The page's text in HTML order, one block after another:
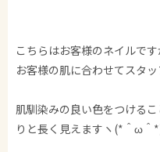
こちらはお客様のネイルです
お客様の肌に合わせてスタ
肌馴染みの良い色をつける
りと長く見えますヽ(*＾ω＾